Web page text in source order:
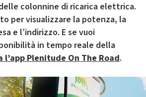
colonnine di ricarica elettrica.
per visualizzare la potenza, la
e l’indirizzo. E se vuoi
in tempo reale della
l’app Plenitude On The Road.